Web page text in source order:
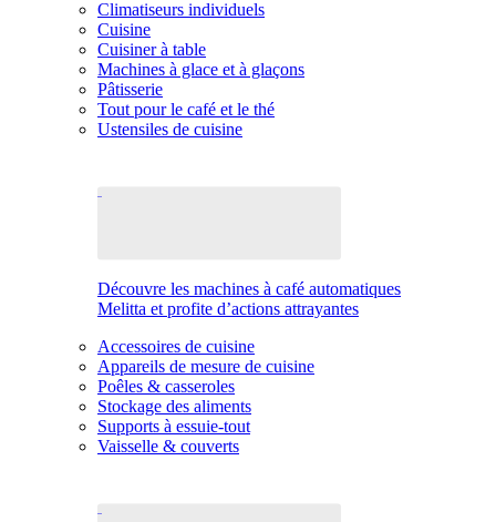
Climatiseurs individuels
Cuisine
Cuisiner à table
Machines à glace et à glaçons
Pâtisserie
Tout pour le café et le thé
Ustensiles de cuisine
Découvre les machines à café automatiques
Melitta et profite d’actions attrayantes
Accessoires de cuisine
Appareils de mesure de cuisine
Poêles & casseroles
Stockage des aliments
Supports à essuie-tout
Vaisselle & couverts